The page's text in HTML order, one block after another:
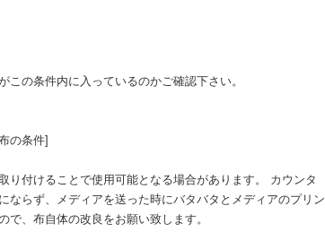
の条件内に入っているのかご確認下さい。
の条件]
り付けることで使用可能となる場合があります。 カウンタ
ならず、メディアを送った時にバタバタとメディアのプリン
で、布自体の改良をお願い致します。